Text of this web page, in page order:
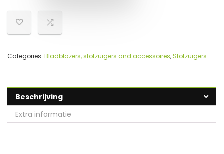
Categories: Bladblazers, stofzuigers and accessoires, Stofzuigers
Beschrijving
Extra informatie